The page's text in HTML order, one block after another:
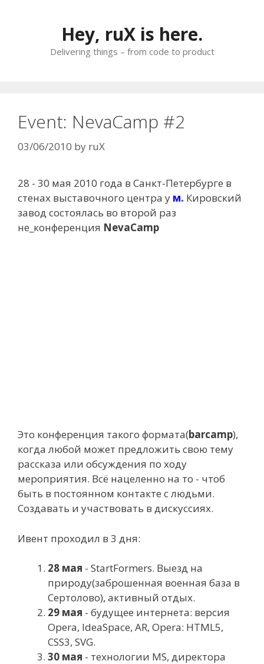
Hey, ruX is here.
Delivering things – from code to product
Event: NevaCamp #2
03/06/2010 by ruX
28 - 30 мая 2010 года в Санкт-Петербурге в
стенах выставочного центра у м. Кировский
завод состоялась во второй раз
не_конференция NevaCamp
Это конференция такого формата(barcamp),
когда любой может предложить свою тему
рассказа или обсуждения по ходу
мероприятия. Всё нацеленно на то - чтоб
быть в постоянном контакте с людьми.
Создавать и участвовать в дискуссиях.
Ивент проходил в 3 дня:
28 мая - StartFormers. Выезд на
природу(заброшенная военная база в
Сертолово), активный отдых.
29 мая - будущее интернета: версия
Opera, IdeaSpace, AR, Opera: HTML5,
CSS3, SVG.
30 мая - технологии MS, директора